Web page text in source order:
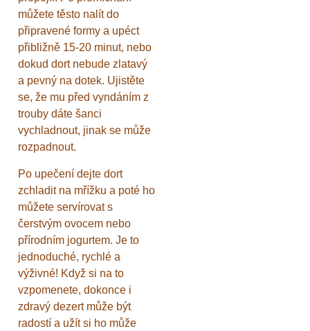
můžete těsto nalít do
připravené formy a upéct
přibližně 15-20 minut, nebo
dokud dort nebude zlatavý
a pevný na dotek. Ujistěte
se, že mu před vyndáním z
trouby dáte šanci
vychladnout, jinak se může
rozpadnout.
Po upečení dejte dort
zchladit na mřížku a poté ho
můžete servírovat s
čerstvým ovocem nebo
přírodním jogurtem. Je to
jednoduché, rychlé a
výživné! Když si na to
vzpomenete, dokonce i
zdravý dezert může být
radostí a užít si ho může